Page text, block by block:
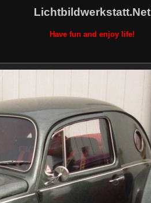
Lichtbildwerkstatt.Net
Have fun and enjoy life!